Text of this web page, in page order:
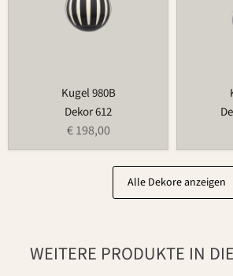
Kugel 980B
Dekor 612
€ 198,00
Alle Dekore anzeigen
WEITERE PRODUKTE IN